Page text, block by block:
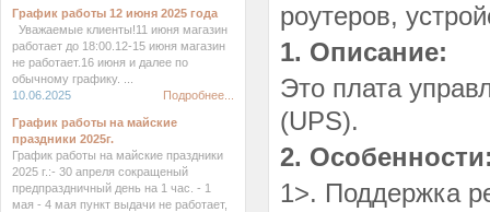
роутеров,
1. Описание:
Это плата
(UPS).
2.
1>. Поддержка
График работы 12 июня 2025 года
Уважаемые клиенты!11 июня магазин
работает до 18:00.12-15 июня магазин
не работает.16 июня и далее по
обычному графику. ...
10.06.2025
Подробнее...
График работы на майские
праздники 2025г.
График работы на майские праздники
2025 г.:- 30 апреля сокращеный
предпраздничный день на 1 час. - 1
мая - 4 мая пункт выдачи не работает,